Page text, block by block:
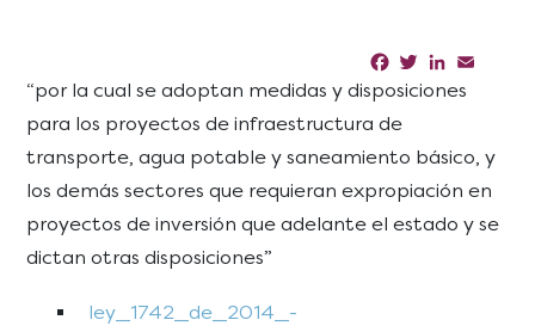
Facebook
TwitterLinkedIn
“por la cual se adoptan medidas y disposiciones
para los proyectos de infraestructura de
transporte, agua potable y saneamiento básico, y
los demás sectores que requieran expropiación en
proyectos de inversión que adelante el estado y se
dictan otras disposiciones”
ley_1742_de_2014_-